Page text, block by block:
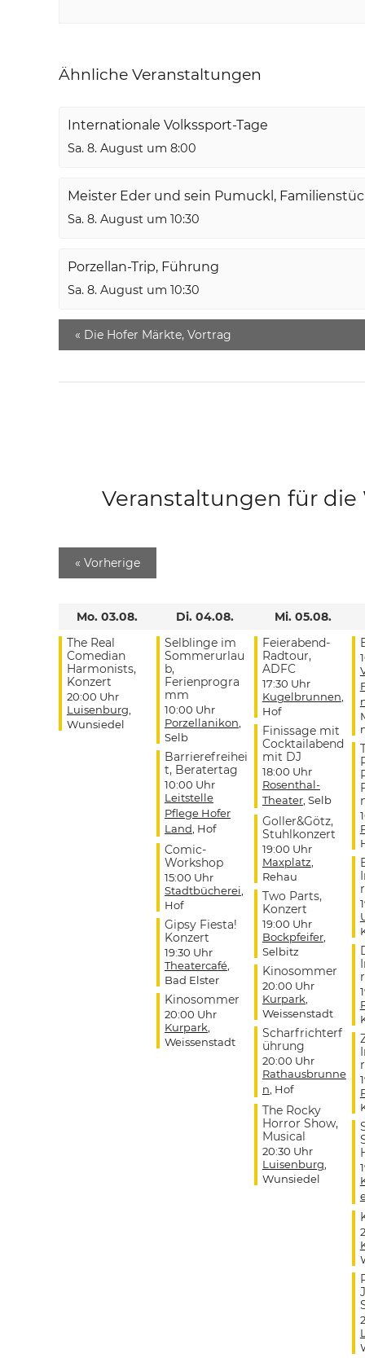
Ähnliche Veranstaltungen
Internationale Volkssport-Tage
Sa. 8. August um 8:00
Meister Eder und sein Pumuckl,
Sa. 8. August um 10:30
Porzellan-Trip, Führung
Sa. 8. August um 10:30
« Die Hofer Märkte, Vortrag
Veranstaltungen für die
« Vorherige
Mo. 03.08.
The Real
Comedian
Harmonists,
Konzert
20:00 Uhr
Luisenburg
Wunsiedel
Di. 04.08.
Selblinge im
Sommerurlau
b,
Ferienprogra
mm
10:00 Uhr
Porzellanikon
Selb
Barrierefreihei
t, Beratertag
10:00 Uhr
Leitstelle
Pflege Hofer
Land , Hof
Comic-
Workshop
15:00 Uhr
Stadtbücherei
Hof
Gipsy Fiesta!
Konzert
19:30 Uhr
Theatercafé,
Bad Elster
Kinosommer
20:00 Uhr
Kurpark
Weissenstadt
Mi. 05.08.
Feierabend-
Radtour,
ADFC
17:30 Uhr
Kugelbrunnen
Hof
Finissage mit
Cocktailabend
mit DJ
18:00 Uhr
Rosenthal-
Theater, Selb
Goller&Götz,
Stuhlkonzert
19:00 Uhr
Maxplatz
Rehau
Two Parts,
Konzert
19:00 Uhr
Bockpfeifer,
Selbitz
Kinosommer
20:00 Uhr
Kurpark
Weissenstadt
Scharfrichterf
ührung
20:00 Uhr
Rathausbrunne
n , Hof
The Rocky
Horror Show,
Musical
20:30 Uhr
Luisenburg
Wunsiedel